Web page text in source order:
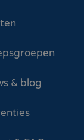
& blog